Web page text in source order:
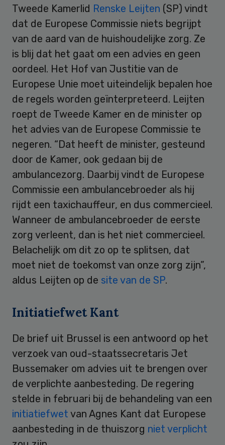
Tweede Kamerlid Renske Leijten (SP) vindt
dat de Europese Commissie niets begrijpt
van de aard van de huishoudelijke zorg. Ze
is blij dat het gaat om een advies en geen
oordeel. Het Hof van Justitie van de
Europese Unie moet uiteindelijk bepalen hoe
de regels worden geïnterpreteerd. Leijten
roept de Tweede Kamer en de minister op
het advies van de Europese Commissie te
negeren. “Dat heeft de minister, gesteund
door de Kamer, ook gedaan bij de
ambulancezorg. Daarbij vindt de Europese
Commissie een ambulancebroeder als hij
rijdt een taxichauffeur, en dus commercieel.
Wanneer de ambulancebroeder de eerste
zorg verleent, dan is het niet commercieel.
Belachelijk om dit zo op te splitsen, dat
moet niet de toekomst van onze zorg zijn”,
aldus Leijten op de site van de SP.
Initiatiefwet Kant
De brief uit Brussel is een antwoord op het
verzoek van oud-staatssecretaris Jet
Bussemaker om advies uit te brengen over
de verplichte aanbesteding. De regering
stelde in februari bij de behandeling van een
initiatiefwet van Agnes Kant dat Europese
aanbesteding in de thuiszorg niet verplicht